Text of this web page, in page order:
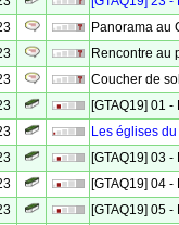
Panorama au
Rencontre au
Coucher de
[GTAQ19] 01
Les églises
[GTAQ19] 03
[GTAQ19] 04
[GTAQ19] 05